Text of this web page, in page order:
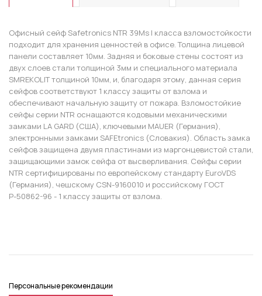
Офисный сейф Safetronics NTR 39Ms I класса взломостойкости
подходит для хранения ценностей в офисе. Толщина лицевой
панели составляет 10мм. Задняя и боковые стены состоят из
двух слоев стали толщиной 3мм и специального материала
SMREKOLIT толщиной 10мм, и, благодаря этому, данная серия
сейфов соответствуют 1 классу защиты от взлома и
обеспечивают начальную защиту от пожара. Взломостойкие
сейфы серии NTR оснащаются кодовыми механическими
замками LA GARD (США), ключевыми MAUER (Германия),
электронными замками SAFEtronics (Словакия). Область замка
сейфов защищена двумя пластинами из маргонцевистой стали,
защищающими замок сейфа от высверливания. Сейфы серии
NTR сертифицированы по европейскому стандарту EuroVDS
(Германия), чешскому CSN-9160010 и российскому ГОСТ
Р-50862-96 - 1 классу защиты от взлома.
Персональные рекомендации